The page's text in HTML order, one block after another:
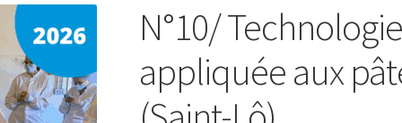
catalogue
N°10/
appliquée aux